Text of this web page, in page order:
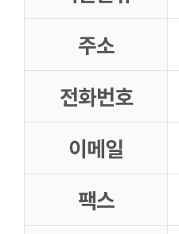
주소
전화번호
이메일
팩스